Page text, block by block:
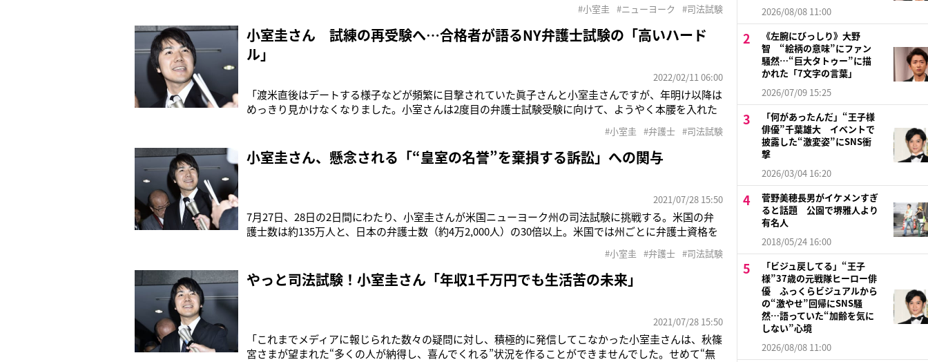
さんだった。昨年9月、3年ぶりに日本に帰国した際はスーツ姿に長髪をポニーテールにしていたこと
が注目されたが、この日の小室さ
#小室圭 #ニューヨーク #司法試験
小室圭さん 試練の再受験へ…合格者が語るNY弁護士試験の「高いハード
ル」
2022/02/11 06:00
「渡米直後はデートする様子などが頻繁に目撃されていた眞子さんと小室圭さんですが、年明け以降は
めっきり見かけなくなりました。小室さんは2度目の弁護士試験受験に向けて、ようやく本腰を入れた
日、23日に迫っている。現在、“法務助手”として法律事務所に雇われているという小室さんだが、昨年
7月の受験ではまさかの不合
#小室圭 #弁護士 #司法試験
小室圭さん、懸念される「“皇室の名誉”を棄損する訴訟」への関与
2021/07/28 15:50
7月27日、28日の2日間にわたり、小室圭さんが米国ニューヨーク州の司法試験に挑戦する。米国の弁
護士数は約135万人と、日本の弁護士数（約4万2,000人）の30倍以上。米国では州ごとに弁護士資格を
でもっとも多い州だ。「これまでメディアに報じられた数々の疑問に対し、積極的に発信してこなかっ
た小室圭さんは、秋
#小室圭 #弁護士 #司法試験
やっと司法試験！小室圭さん「年収1千万円でも生活苦の未来」
2021/07/28 15:50
「これまでメディアに報じられた数々の疑問に対し、積極的に発信してこなかった小室圭さんは、秋篠
宮さまが望まれた“多くの人が納得し、喜んでくれる”状況を作ることができませんでした。せめて“無
2026/08/08 11:00
《左腕にびっしり》大野
智 “絵柄の意味”にファン
騒然…“巨大タトゥー”に描
かれた「7文字の言葉」
2026/07/09 15:25
「何があったんだ」“王子様
俳優”千葉雄大 イベントで
披露した“激変姿”にSNS衝
撃
2026/03/04 16:20
菅野美穂長男がイケメンすぎ
ると話題 公園で堺雅人より
有名人
2018/05/24 16:00
「ビジュ戻してる」“王子
様”37歳の元戦隊ヒーロー俳
優 ふっくらビジュアルから
の“激やせ”回帰にSNS騒
然…語っていた“加齢を気に
しない”心境
2026/08/08 11:00